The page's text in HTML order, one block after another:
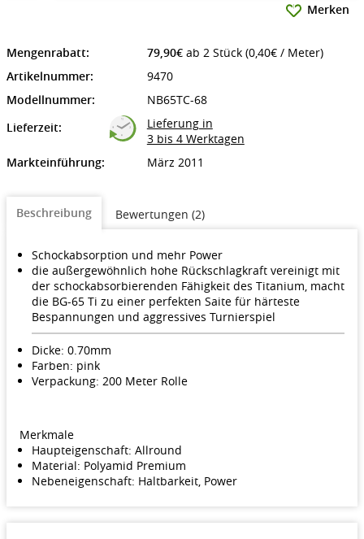
Merken
Mengenrabatt: 79,90€ab 2 Stück (0,40€ / Meter)
Artikelnummer:
9470
Modellnummer:
NB65TC-68
Lieferzeit:
Lieferung in
3 bis 4 Werktagen
Markteinführung:
März 2011
Beschreibung Bewertungen (2)
Schockabsorption und mehr Power
die außergewöhnlich hohe Rückschlagkraft vereinigt mit
der schockabsorbierenden Fähigkeit des Titanium, macht
die BG-65 Ti zu einer perfekten Saite für härteste
Bespannungen und aggressives Turnierspiel
Dicke: 0.70mm
Farben: pink
Verpackung: 200 Meter Rolle
Merkmale
Haupteigenschaft: Allround
Material: Polyamid Premium
Nebeneigenschaft: Haltbarkeit, Power